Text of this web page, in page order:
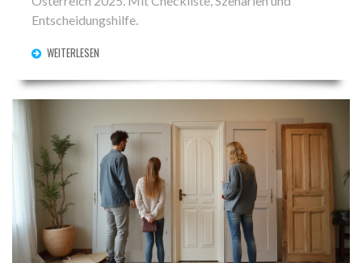
Entscheidungshilfe.
WEITERLESEN